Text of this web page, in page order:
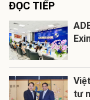
ĐỌC TIẾP
tư